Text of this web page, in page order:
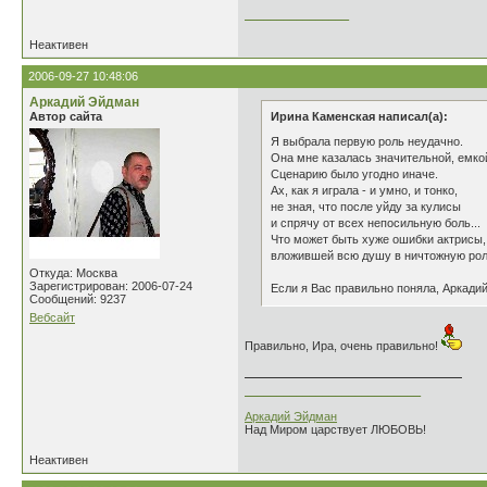
Неактивен
2006-09-27 10:48:06
Аркадий Эйдман
Автор сайта
Откуда: Москва
Зарегистрирован: 2006-07-24
Сообщений: 9237
Вебсайт
Ирина Каменская написал(а):
Я выбрала первую роль неудачно.
Она мне казалась значительной,
Сценарию было угодно иначе.
Ах, как я играла - и умно, и тонко,
не зная, что после уйду за кулисы
и спрячу от всех непосильную боль...
Что может быть хуже ошибки актрисы,
вложившей всю душу в ничтожную
Если я Вас правильно поняла, Аркадий
Правильно, Ира, очень правильно!
Аркадий Эйдман
Над Миром царствует ЛЮБОВЬ!
Неактивен